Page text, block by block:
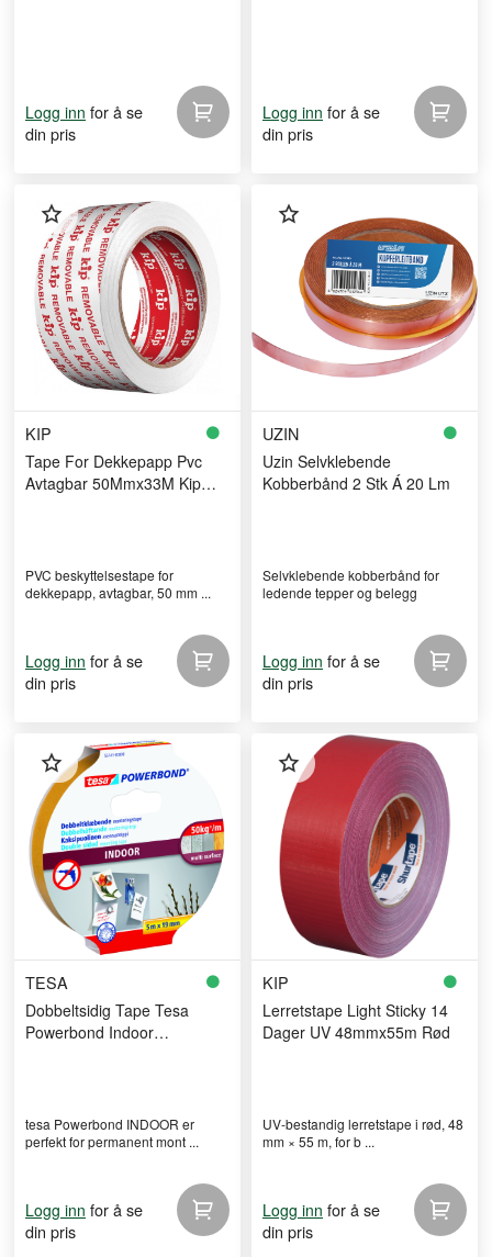
Logg inn for å se
din pris
Logg inn for å se
din pris
KIP
Tape For Dekkepapp Pvc
Avtagbar 50Mmx33M Kip
PVC beskyttelsestape for
dekkepapp, avtagbar, 50 mm ...
Logg inn for å se
din pris
UZIN
Uzin Selvklebende
Kobberbånd 2 Stk Á 20 Lm
Selvklebende kobberbånd for
ledende tepper og belegg
Logg inn for å se
din pris
TESA
Dobbeltsidig Tape Tesa
Powerbond Indoor
tesa Powerbond INDOOR er
perfekt for permanent mont ...
Logg inn for å se
din pris
KIP
Lerretstape Light Sticky 14
Dager UV 48mmx55m Rød
UV-bestandig lerretstape i rød, 48
mm × 55 m, for b ...
Logg inn for å se
din pris